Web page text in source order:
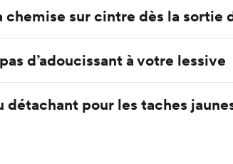
chemise sur cintre dès la sortie
d’adoucissant à votre lessive
détachant pour les taches